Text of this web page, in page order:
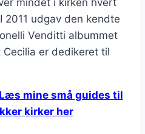
2011 udgav den kendte
Venditti albummet
er dedikeret til
Læs mine små guides til
kirker her